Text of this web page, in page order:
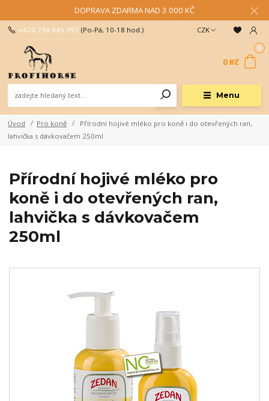
DOPRAVA ZDARMA NAD 3 000 KČ
Menu
CZK
+420 734 845 393 (Po-Pá, 10-18 hod.)
0
0 Kč
Úvod Pro koně
Přírodní hojivé mléko pro koně i do otevřených ran,
lahvička s dávkovačem 250ml
Přírodní hojivé mléko pro
koně i do otevřených ran,
lahvička s dávkovačem
250ml